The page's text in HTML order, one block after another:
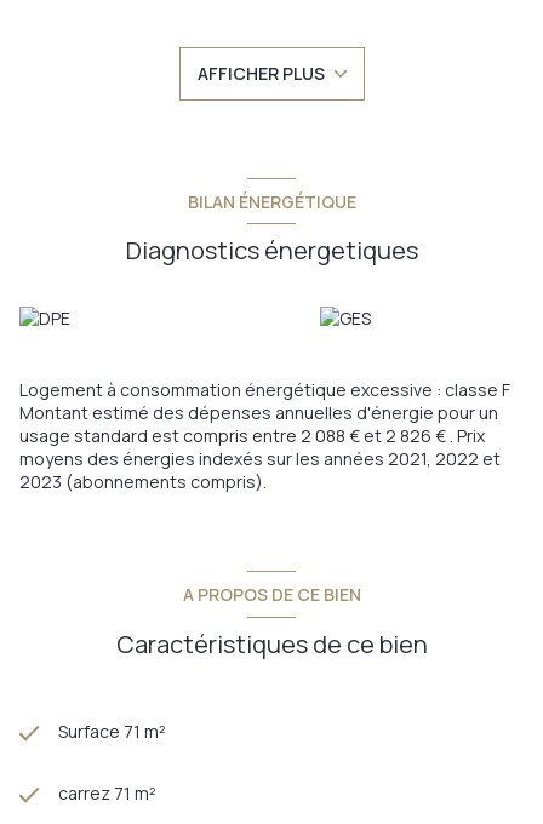
double vitrage assurent un bon confort.
À l’extérieur, vous profiterez d’un jardin d’environ 400 m², facile
d’entretien, offrant un espace agréable pour les moments de
Des dépendances viennent compléter l’ensemble, offrant des
également présente. Le chauffage est assuré par une
chaudière au gaz.
Visite virtuelle disponible sur demande.
Annonce proposée par un agent commercial
AFFICHER PLUS
BILAN ÉNERGÉTIQUE
Diagnostics énergetiques
Logement à consommation énergétique excessive : classe F
Montant estimé des dépenses annuelles d'énergie pour un
usage standard est compris entre 2 088 € et 2 826 € . Prix
moyens des énergies indexés sur les années 2021, 2022 et
2023 (abonnements compris).
A PROPOS DE CE BIEN
Caractéristiques de ce bien
Surface 71 m²
carrez 71 m²